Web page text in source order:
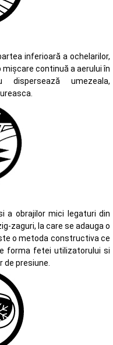
inferioară a ochelarilor,
continuă a aerului în
umezeala,
a obrajilor mici legaturi din
zaguri, la care se adauga o
o metoda constructiva ce
forma fetei utilizatorului si
de presiune.